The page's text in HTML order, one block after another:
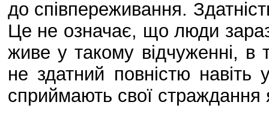
до співпереживання.
Це не означає, що люди
живе у такому відчуженні,
не здатний повністю
сприймають свої страждання